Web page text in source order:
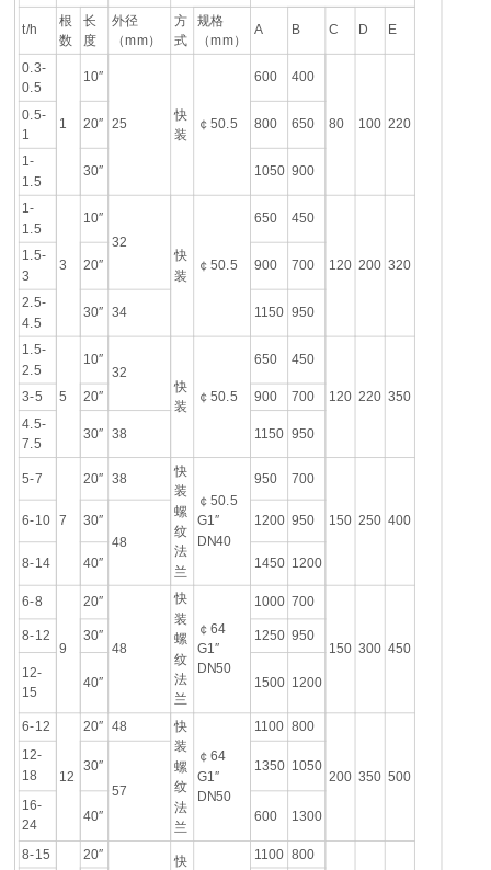
t/h
根
数
长
度
外径
（mm）
方
式
规格
（mm）
A B C D E
0.3-
0.5
1
10″
25
快
装
￠50.5
600 400
80 100 220
0.5-
1
20″ 800 650
1-
1.5
30″ 1050 900
1-
1.5
3
10″
32
快
装
￠50.5
650 450
120 200 320
1.5-
3
20″ 900 700
2.5-
4.5
30″ 34 1150 950
1.5-
2.5
5
10″
32
快
装
￠50.5
650 450
120 220 350
3-5 20″ 900 700
4.5-
7.5
30″ 38 1150 950
5-7
7
20″ 38
快
装
螺
纹
法
兰
￠50.5
G1″
DN40
950 700
150 250 400
6-10 30″
48
1200 950
8-14 40″ 1450 1200
6-8
9
20″
48
快
装
螺
纹
法
兰
￠64
G1″
DN50
1000 700
150 300 450
8-12 30″ 1250 950
12-
15
40″ 1500 1200
6-12
12
20″ 48 快
装
螺
纹
法
兰
￠64
G1″
DN50
1100 800
200 350 500
12-
18
30″
57
1350 1050
16-
24
40″ 600 1300
8-15 20″
快
1100 800